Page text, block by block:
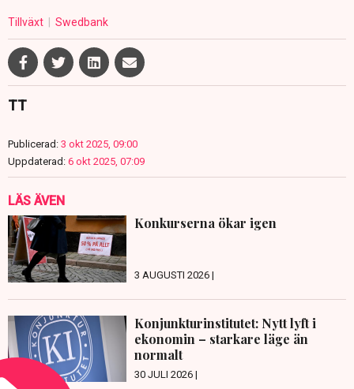
Tillväxt Swedbank
TT
Publicerad: 3 okt 2025, 09:00
Uppdaterad: 6 okt 2025, 07:09
LÄS ÄVEN
Konkurserna ökar igen
3 AUGUSTI 2026 |
Konjunkturinstitutet: Nytt lyft i
ekonomin – starkare läge än
normalt
30 JULI 2026 |